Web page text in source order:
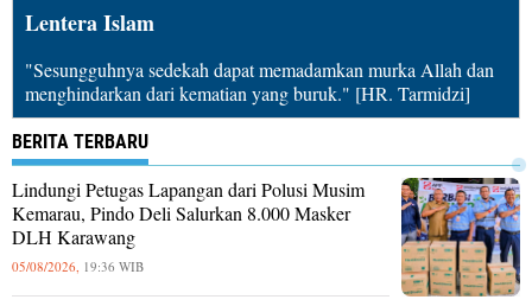
Lentera Islam
"Sesungguhnya sedekah dapat memadamkan murka Allah dan
menghindarkan dari kematian yang buruk." [HR. Tarmidzi]
BERITA TERBARU
Lindungi Petugas Lapangan dari Polusi Musim
Kemarau, Pindo Deli Salurkan 8.000 Masker
DLH Karawang
05/08/2026, 19:36 WIB